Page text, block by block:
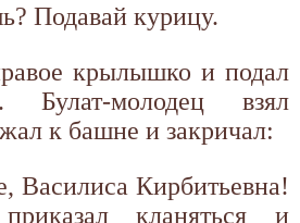
Подавай курицу.
крылышко и подал
Булат-молодец взял
к башне и закричал:
Василиса Кирбитьевна!
кланяться и